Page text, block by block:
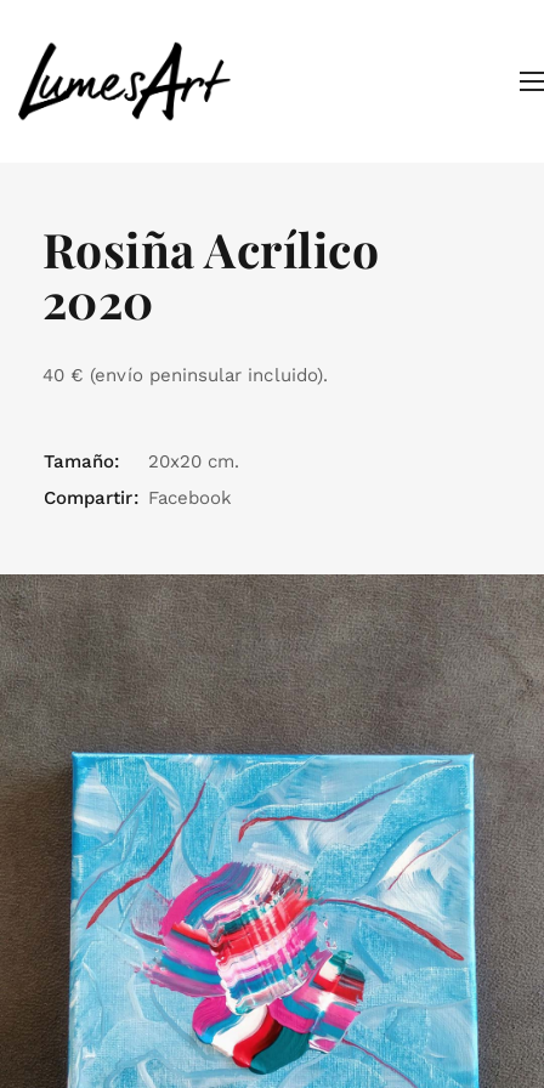
Rosiña Acrílico
2020
40 € (envío peninsular incluido).
Tamaño:
20x20 cm.
Compartir: Facebook